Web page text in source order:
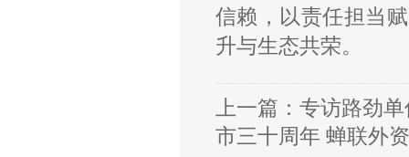
信赖，以责任担当
升与生态共荣。
上一篇： 专访路劲单
市三十周年 蝉联外